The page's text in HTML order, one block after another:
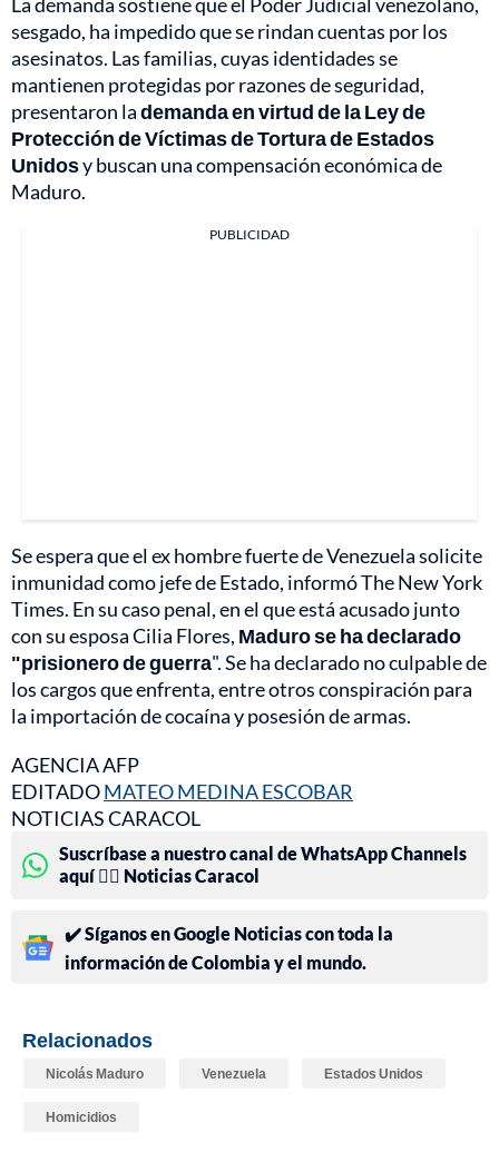
sesgado, ha impedido que se rindan cuentas por los
asesinatos. Las familias, cuyas identidades se
mantienen protegidas por razones de seguridad,
presentaron lademanda en virtud de la Ley de
Protección de Víctimas de Tortura de Estados
Unidosy buscan una compensación económica de
Maduro.
PUBLICIDAD
Se espera que el ex hombre fuerte de Venezuela solicite
inmunidad como jefe de Estado, informó The New York
Times. En su caso penal, en el que está acusado junto
con su esposa Cilia Flores, Maduro se ha declarado
"prisionero de guerra". Se ha declarado no culpable de
los cargos que enfrenta, entre otros conspiración para
la importación de cocaína y posesión de armas.
AGENCIA AFP
EDITADOMATEO MEDINA ESCOBAR
NOTICIAS CARACOL
Suscríbase a nuestro canal de WhatsApp Channels
aquí 👉🏻 Noticias Caracol
✔️ Síganos en Google Noticias con toda la
información de Colombia y el mundo.
Relacionados
Nicolás Maduro Venezuela Estados Unidos
Homicidios